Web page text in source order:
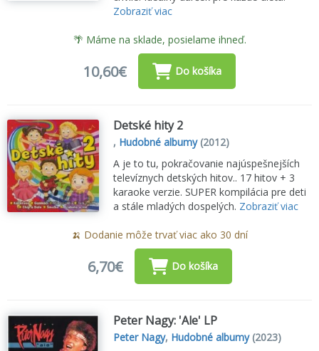
Zobraziť viac
🌴 Máme na sklade, posielame ihneď.
10,60€ Do košíka
Detské hity 2
, Hudobné albumy(2012)
A je to tu, pokračovanie najúspešnejších
televíznych detských hitov.. 17 hitov + 3
karaoke verzie. SUPER kompilácia pre deti
a stále mladých dospelých. Zobraziť viac
🍌 Dodanie môže trvať viac ako 30 dní
6,70€ Do košíka
Peter Nagy: 'Ale' LP
Peter Nagy, Hudobné albumy(2023)